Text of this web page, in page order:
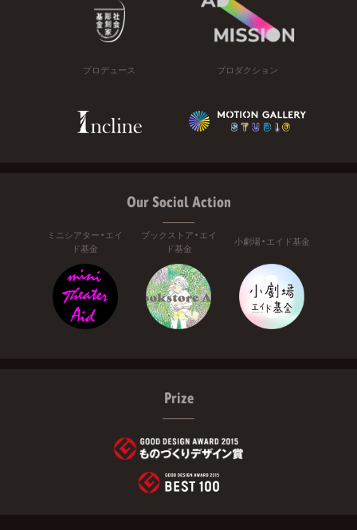
プロデュース プロダクション
Our Social Action
ミニシアター・エイ
ド基金
ブックストア・エイ
ド基金
小劇場・エイド基金
Prize